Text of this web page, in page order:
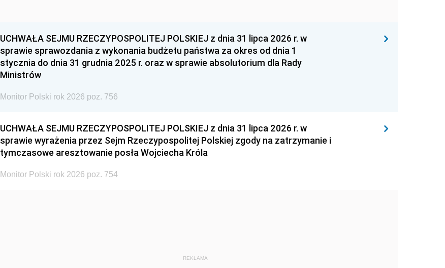
UCHWAŁA SEJMU RZECZYPOSPOLITEJ POLSKIEJ z dnia 31 lipca 2026 r. w
sprawie sprawozdania z wykonania budżetu państwa za okres od dnia 1
stycznia do dnia 31 grudnia 2025 r. oraz w sprawie absolutorium dla Rady
Ministrów
Monitor Polski rok 2026 poz. 756
UCHWAŁA SEJMU RZECZYPOSPOLITEJ POLSKIEJ z dnia 31 lipca 2026 r. w
sprawie wyrażenia przez Sejm Rzeczypospolitej Polskiej zgody na zatrzymanie i
tymczasowe aresztowanie posła Wojciecha Króla
Monitor Polski rok 2026 poz. 754
REKLAMA